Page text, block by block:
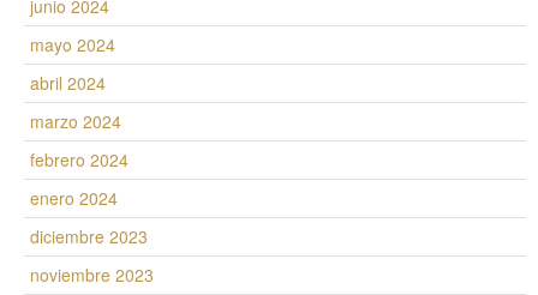
junio 2024
mayo 2024
abril 2024
marzo 2024
febrero 2024
enero 2024
diciembre 2023
noviembre 2023